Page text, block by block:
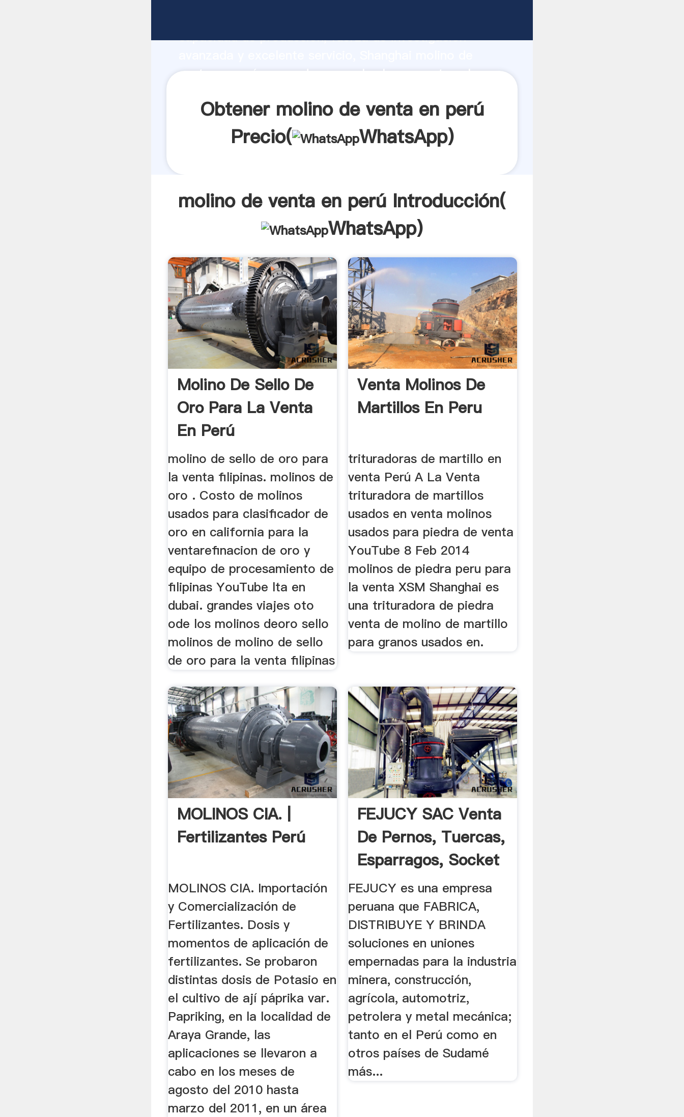
capacidad de producción, fuerza de investigación
venta en perú proveedor crea el valor y aporta valores
Obtener molino de venta en perú
Precio(
WhatsApp)
molino de venta en perú Introducción(
WhatsApp)
Molino De Sello De
Oro Para La Venta
En Perú
molino de sello de oro para
la venta filipinas. molinos de
oro . Costo de molinos
usados para clasificador de
oro en california para la
ventarefinacion de oro y
equipo de procesamiento de
filipinas YouTube lta en
dubai. grandes viajes oto
ode los molinos deoro sello
molinos de molino de sello
de oro para la venta filipinas
Venta Molinos De
Martillos En Peru
trituradoras de martillo en
venta Perú A La Venta
trituradora de martillos
usados en venta molinos
usados para piedra de venta
YouTube 8 Feb 2014
molinos de piedra peru para
la venta XSM Shanghai es
una trituradora de piedra
venta de molino de martillo
para granos usados en.
MOLINOS CIA. |
Fertilizantes Perú
MOLINOS CIA. Importación
y Comercialización de
Fertilizantes. Dosis y
momentos de aplicación de
fertilizantes. Se probaron
distintas dosis de Potasio en
el cultivo de ají páprika var.
Papriking, en la localidad de
Araya Grande, las
aplicaciones se llevaron a
cabo en los meses de
agosto del 2010 hasta
marzo del 2011, en un área
FEJUCY SAC Venta
De Pernos, Tuercas,
Esparragos, Socket
...
FEJUCY es una empresa
peruana que FABRICA,
DISTRIBUYE Y BRINDA
soluciones en uniones
empernadas para la industria
minera, construcción,
agrícola, automotriz,
petrolera y metal mecánica;
tanto en el Perú como en
otros países de Sudamé
más...